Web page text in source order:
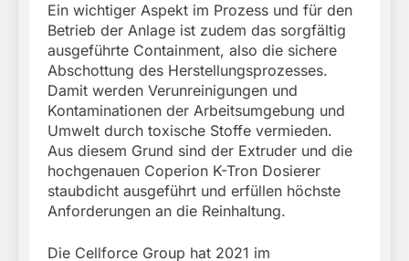
Ein wichtiger Aspekt im Prozess und für den
Betrieb der Anlage ist zudem das sorgfältig
ausgeführte Containment, also die sichere
Abschottung des Herstellungsprozesses.
Damit werden Verunreinigungen und
Kontaminationen der Arbeitsumgebung und
Umwelt durch toxische Stoffe vermieden.
Aus diesem Grund sind der Extruder und die
hochgenauen Coperion K-Tron Dosierer
staubdicht ausgeführt und erfüllen höchste
Anforderungen an die Reinhaltung.
Die Cellforce Group hat 2021 im